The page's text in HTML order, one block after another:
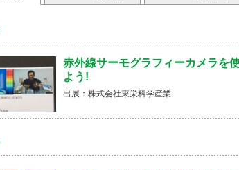
赤外線サーモグラフィーカメラを
よう!
出展：株式会社東栄科学産業